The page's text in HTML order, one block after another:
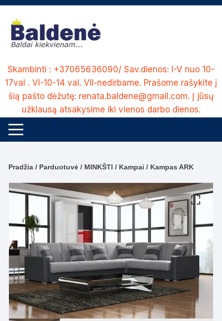
Skip
content
Skambinti : +37065636090/ Sav.dienos: I-V nuo 10-
17val . VI-10-14 val. VII-nedirbame. Prašome rašykite į
šią pašto dėžutę: renata.baldene@gmail.com. Į jūsų
užklausą atsakysime iki vienos darbo dienos.
Pradžia / Parduotuvė / MINKŠTI / Kampai / Kampas ARK